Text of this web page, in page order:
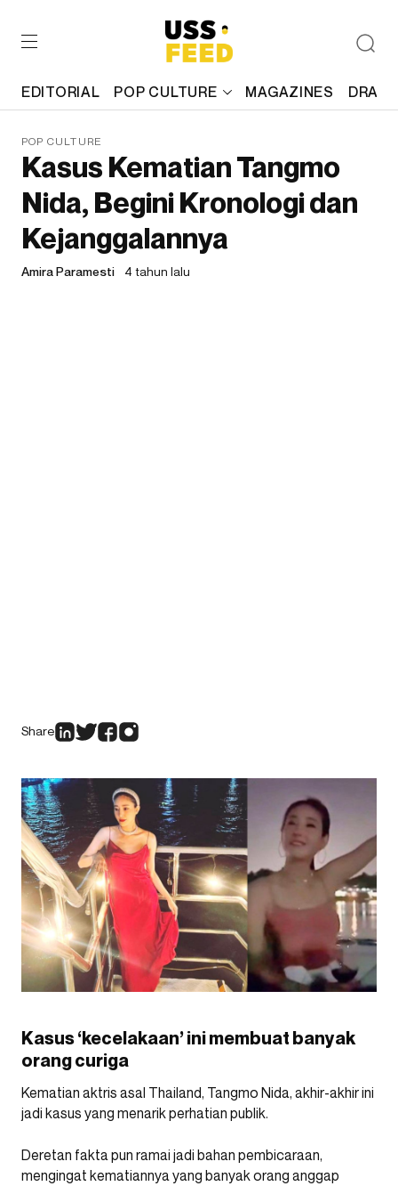
EDITORIAL POP CULTURE MAGAZINES
POP CULTURE
Kasus Kematian Tangmo
Nida, Begini Kronologi dan
Kejanggalannya
Amira Paramesti 4 tahun lalu
Share
Kasus ‘kecelakaan’ ini membuat banyak
orang curiga
Kematian aktris asal Thailand, Tangmo Nida, akhir-akhir ini
jadi kasus yang menarik perhatian publik.
Deretan fakta pun ramai jadi bahan pembicaraan,
mengingat kematiannya yang banyak orang anggap